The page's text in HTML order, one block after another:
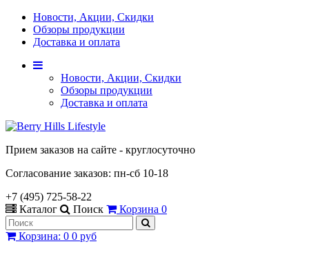
Новости, Акции, Скидки
Обзоры продукции
Доставка и оплата
Новости, Акции, Скидки
Обзоры продукции
Доставка и оплата
Прием заказов на сайте - круглосуточно
Согласование заказов: пн-сб 10-18
+7 (495) 725-58-22
Каталог
Поиск Корзина 0
Корзина: 0 0 руб